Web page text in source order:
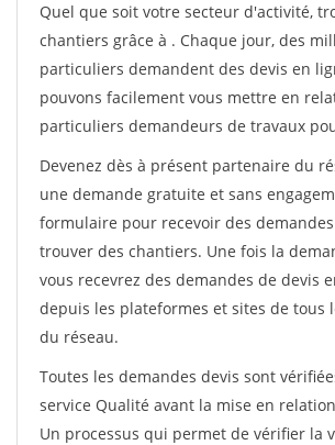
Quel que soit votre secteur d'activité,
chantiers grâce à . Chaque jour, des
particuliers demandent des devis en
pouvons facilement vous mettre en
particuliers demandeurs de travaux
Devenez dès à présent partenaire du
une demande gratuite et sans
formulaire pour recevoir des
trouver des chantiers. Une fois la
vous recevrez des demandes de devis
depuis les plateformes et sites de tous
du réseau.
Toutes les demandes devis sont
service Qualité avant la mise en
Un processus qui permet de vérifier la